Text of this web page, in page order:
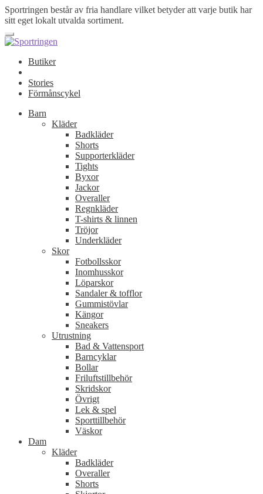
Sportringen består av fria handlare vilket betyder att varje butik har
sitt eget lokalt utvalda sortiment.
Butiker
Stories
Förmånscykel
Barn
Kläder
Badkläder
Shorts
Supporterkläder
Tights
Byxor
Jackor
Overaller
Regnkläder
T-shirts & linnen
Tröjor
Underkläder
Skor
Fotbollsskor
Inomhusskor
Löparskor
Sandaler & tofflor
Gummistövlar
Kängor
Sneakers
Utrustning
Bad & Vattensport
Barncyklar
Bollar
Friluftstillbehör
Skridskor
Övrigt
Lek & spel
Sporttillbehör
Väskor
Dam
Kläder
Badkläder
Overaller
Shorts